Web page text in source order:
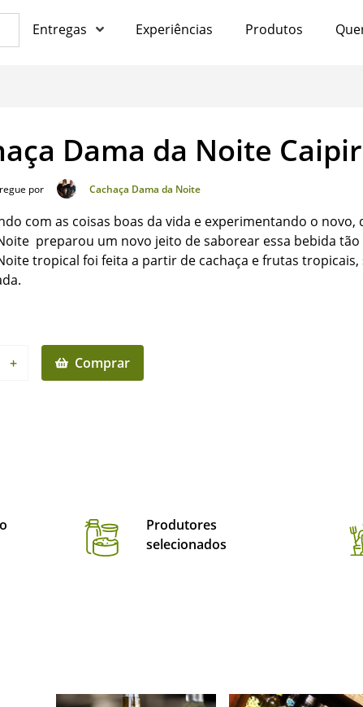
Entregas Experiências Produtos
Dama da Noite
por Cachaça Dama da Noite
com as coisas boas da vida e experimentando o novo,
preparou um novo jeito de saborear essa bebida tão
tropical foi feita a partir de cachaça e frutas tropicais,
+ Comprar
Produtores
selecionados